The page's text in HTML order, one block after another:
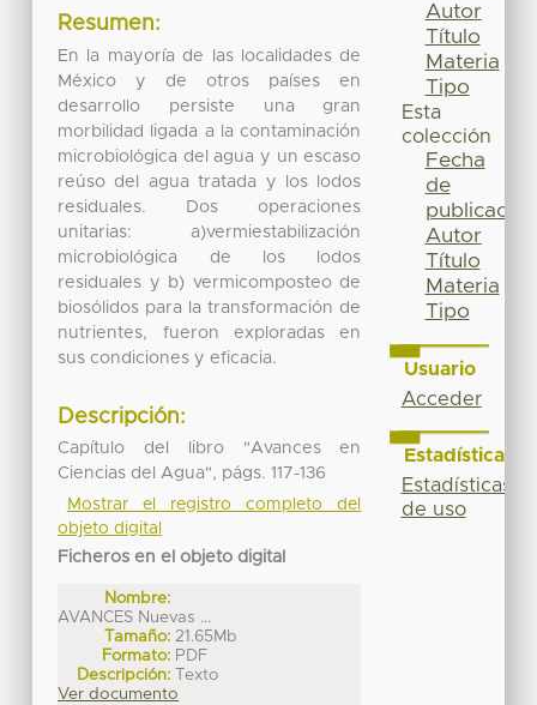
Resumen:
En la mayoría de las localidades de
México y de otros países en
desarrollo persiste una gran
morbilidad ligada a la contaminación
microbiológica del agua y un escaso
reúso del agua tratada y los lodos
residuales. Dos operaciones
unitarias: a)vermiestabilización
microbiológica de los lodos
residuales y b) vermicomposteo de
biosólidos para la transformación de
nutrientes, fueron exploradas en
sus condiciones y eficacia.
Descripción:
Capítulo del libro "Avances en
Ciencias del Agua", págs. 117-136
Mostrar el registro completo del
objeto digital
Ficheros en el objeto digital
Nombre:
AVANCES Nuevas ...
Tamaño: 21.65Mb
Formato: PDF
Descripción:
Texto
Ver documento
Autor
Título
Materia
Tipo
Esta
colección
Fecha
de
publicación
Autor
Título
Materia
Tipo
Usuario
Acceder
Estadísticas
Estadísticas
de uso